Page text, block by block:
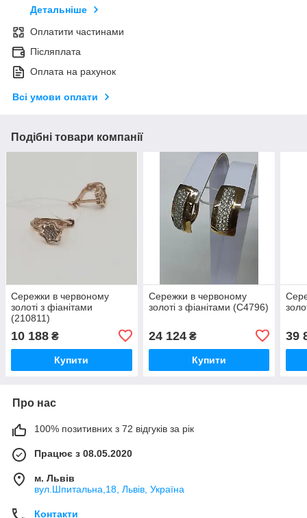
Детальніше
Оплатити частинами
Післяплата
Оплата на рахунок
Всі умови оплати
Подібні товари компанії
Сережки в червоному
золоті з фіанітами
(210811)
10 188 ₴
Купити
Сережки в червоному
золоті з фіанітами (С4796)
24 124₴
Купити
39
Про нас
100% позитивних з 72 відгуків за рік
Працює з 08.05.2020
м. Львів
вул.Шпитальна,18, Львів, Україна
Контакти